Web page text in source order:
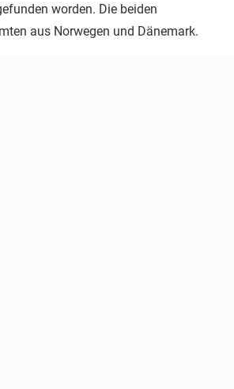
worden. Die beiden
aus Norwegen und Dänemark.